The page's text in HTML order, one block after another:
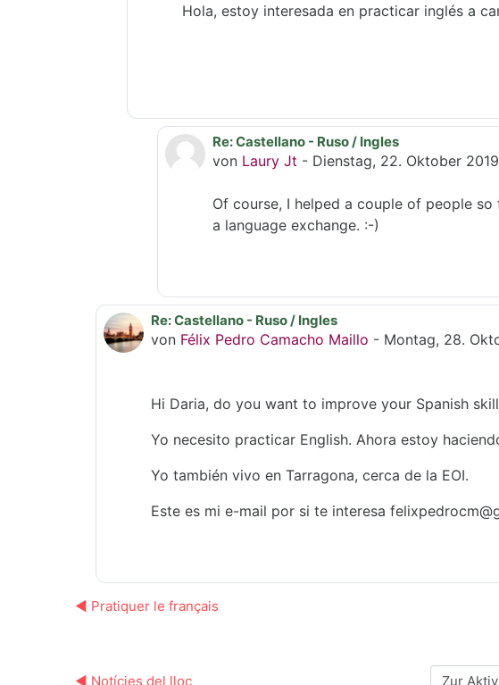
Hola, estoy interesada en practicar inglés a
Als Antwort auf Olga Barbero Ibáñez
Re: Castellano - Ruso / Ingles
von Laury Jt - Dienstag, 22. Oktober
Of course, I helped a couple of people
a language exchange. :-)
Als Antwort auf Daria Tomilova
Re: Castellano - Ruso / Ingles
von Félix Pedro Camacho Maillo - Montag, 28.
Hi Daria, do you want to improve your Spanish
Yo necesito practicar English. Ahora estoy
Yo también vivo en Tarragona, cerca de la EOI.
Este es mi e-mail por si te interesa
◀︎ Pratiquer le français
◀︎ Notícies del lloc